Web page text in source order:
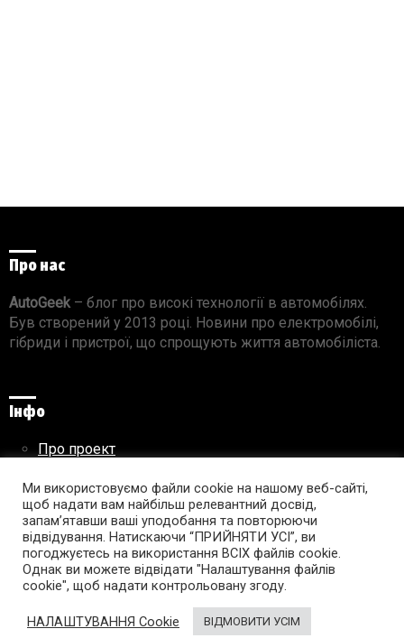
Про нас
AutoGeek– блог про високі технології в автомобілях.
Був створений у 2013 році. Новини про електромобілі,
гібриди і пристрої, що спрощують життя автомобіліста.
Інфо
Про проект
Правила використання матеріалів
Підпишись на AutoGeek!
facebooktwitter instagramyoutube tumblr linkedin
Ми використовуємо файли cookie на нашому веб-сайті,
щоб надати вам найбільш релевантний досвід,
запам’ятавши ваші уподобання та повторюючи
відвідування. Натискаючи “ПРИЙНЯТИ УСІ”, ви
погоджуєтесь на використання ВСІХ файлів cookie.
Однак ви можете відвідати "Налаштування файлів
cookie", щоб надати контрольовану згоду.
НАЛАШТУВАННЯ Cookie ВІДМОВИТИ УСІМ